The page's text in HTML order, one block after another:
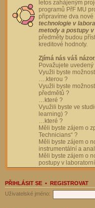
letos zahájeným
programů PřF MU
připravíme dva nové
technologie v
metody a postupy
předměty budou
kreditové hodnoty.
Zjímá nás váš
Považujete
Využli byste
….kterou ?
Využli byste
předmětů ?
…které ?
Využili byste ve
learning) ?
…které ?
Měli byste zájem o
Technicians“ ?
Měli byste zájem o
instrumentální a
Měli byste zájem o
postupy v
PŘIHLÁSIT SE • REGISTROVAT
Uživatelské jméno: